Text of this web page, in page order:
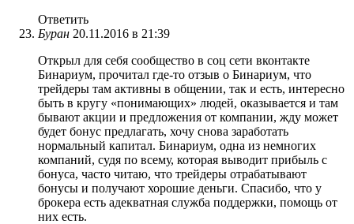
Ответить
Буран 20.11.2016 в 21:39
Открыл для себя сообщество в соц сети вконтакте
Бинариум, прочитал где-то отзыв о Бинариум, что
трейдеры там активны в общении, так и есть, интересно
быть в кругу «понимающих» людей, оказывается и там
бывают акции и предложения от компании, жду может
будет бонус предлагать, хочу снова заработать
нормальный капитал. Бинариум, одна из немногих
компаний, судя по всему, которая выводит прибыль с
бонуса, часто читаю, что трейдеры отрабатывают
бонусы и получают хорошие деньги. Спасибо, что у
брокера есть адекватная служба поддержки, помощь от
них есть.